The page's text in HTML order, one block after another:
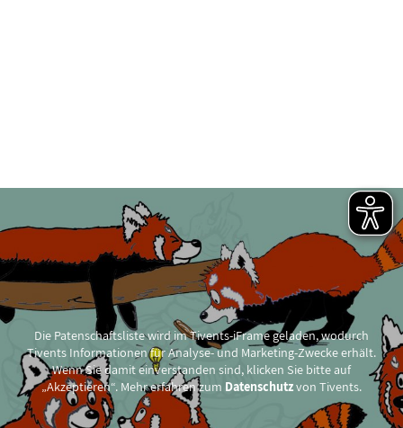
Die Patenschaftsliste wird im Tivents-iFrame geladen, wodurch
Tivents Informationen für Analyse- und Marketing-Zwecke erhält.
Wenn Sie damit einverstanden sind, klicken Sie bitte auf
„Akzeptieren“. Mehr erfahren zum Datenschutzvon Tivents.